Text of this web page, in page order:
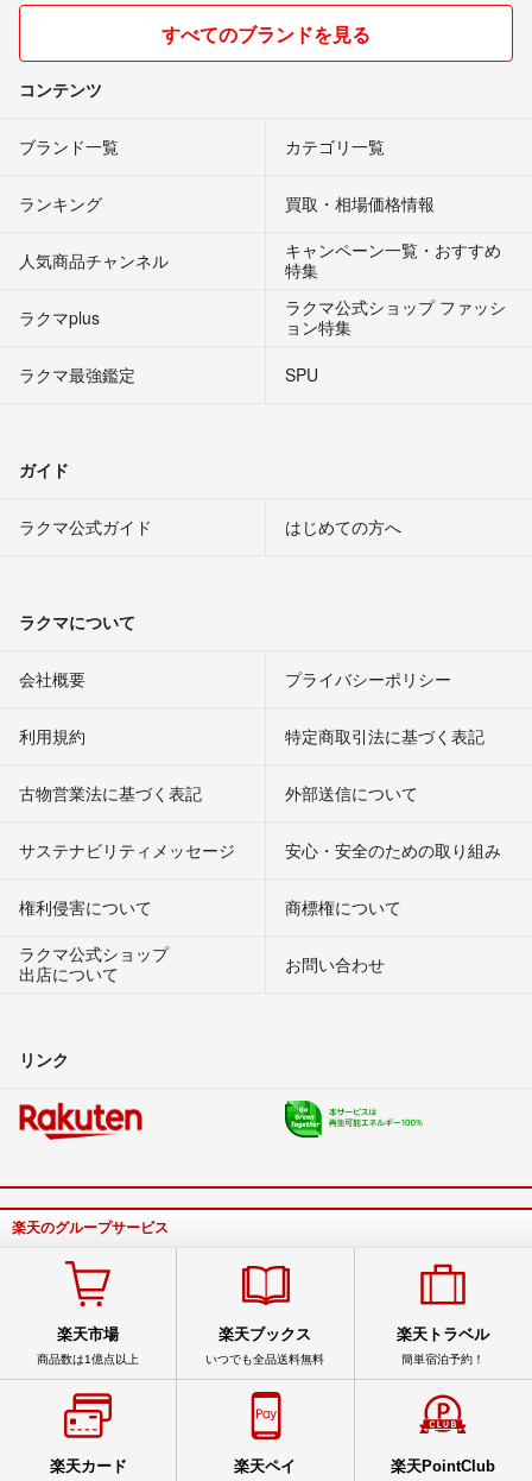
すべてのブランドを見る
コンテンツ
ブランド一覧 カテゴリ一覧
ランキング 買取・相場価格情報
人気商品チャンネル
キャンペーン一覧・おすすめ
特集
ラクマplus
ラクマ公式ショップ ファッシ
ョン特集
ラクマ最強鑑定
SPU
ガイド
ラクマ公式ガイド はじめての方へ
ラクマについて
会社概要 プライバシーポリシー
利用規約 特定商取引法に基づく表記
古物営業法に基づく表記 外部送信について
サステナビリティメッセージ 安心・安全のための取り組み
権利侵害について
商標権について
ラクマ公式ショップ
出店について
お問い合わせ
リンク
楽天のグループサービス
楽天市場
商品数は1億点以上
楽天ブックス
いつでも全品送料無料
楽天トラベル
簡単宿泊予約！
楽天カード 楽天ペイ 楽天PointClub